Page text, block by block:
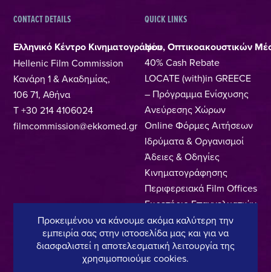
CONTACT DETAILS
Ελληνικό Κέντρο Κινηματογράφου, Οπτικοακουστικών
Hellenic Film Commission
Κανάρη 1 & Ακαδημίας,
106 71, Αθήνα
T +30 214 4106024
filmcommission@ekkomed.gr
QUICK LINKS
Νέα
40% Cash Rebate
LOCATE (with)in GREECE
– Πρόγραμμα Ενίσχυσης
Ανεύρεσης Χώρων
Online Φόρμες Αιτήσεων
Ιδρύματα & Οργανισμοί
Άδειες & Οδηγίες
Κινηματογράφησης
Περιφερειακά Film Offices
Ευρετήριο Επαγγελματιών
Locations
Made In Greece
Greek Facts
Προκειμένου να κάνουμε ακόμα καλύτερη την
εμπειρία σας στην ιστοσελίδα μας και για να
διασφαλιστεί η αποτελεσματική λειτουργία της
χρησιμοποιούμε cookies.